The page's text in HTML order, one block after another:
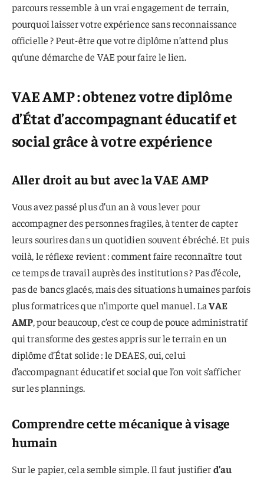
parcours ressemble à un vrai engagement de terrain,
pourquoi laisser votre expérience sans reconnaissance
officielle ? Peut-être que votre diplôme n’attend plus
qu’une démarche de VAE pour faire le lien.
VAE AMP : obtenez votre diplôme
d’État d’accompagnant éducatif et
social grâce à votre expérience
Aller droit au but avec la VAE AMP
Vous avez passé plus d’un an à vous lever pour
accompagner des personnes fragiles, à tenter de capter
leurs sourires dans un quotidien souvent ébréché. Et puis
voilà, le réflexe revient : comment faire reconnaître tout
ce temps de travail auprès des institutions ? Pas d’école,
pas de bancs glacés, mais des situations humaines parfois
plus formatrices que n’importe quel manuel. LaVAE
AMP, pour beaucoup, c’est ce coup de pouce administratif
qui transforme des gestes appris sur le terrain en un
diplôme d’État solide : le DEAES, oui, celui
d’accompagnant éducatif et social que l’on voit s’afficher
sur les plannings.
Comprendre cette mécanique à visage
humain
Sur le papier, cela semble simple. Il faut justifierd’au